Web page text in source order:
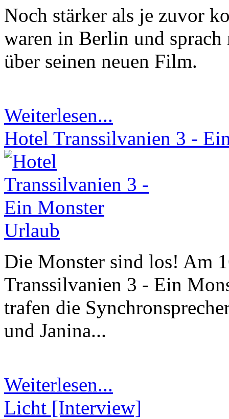
Noch stärker als je zuvor
waren in Berlin und
über seinen neuen Film.
Weiterlesen...
Hotel Transsilvanien 3 -
Die Monster sind los! Am
Transsilvanien 3 - Ein
trafen die
und Janina...
Weiterlesen...
Licht [Interview]